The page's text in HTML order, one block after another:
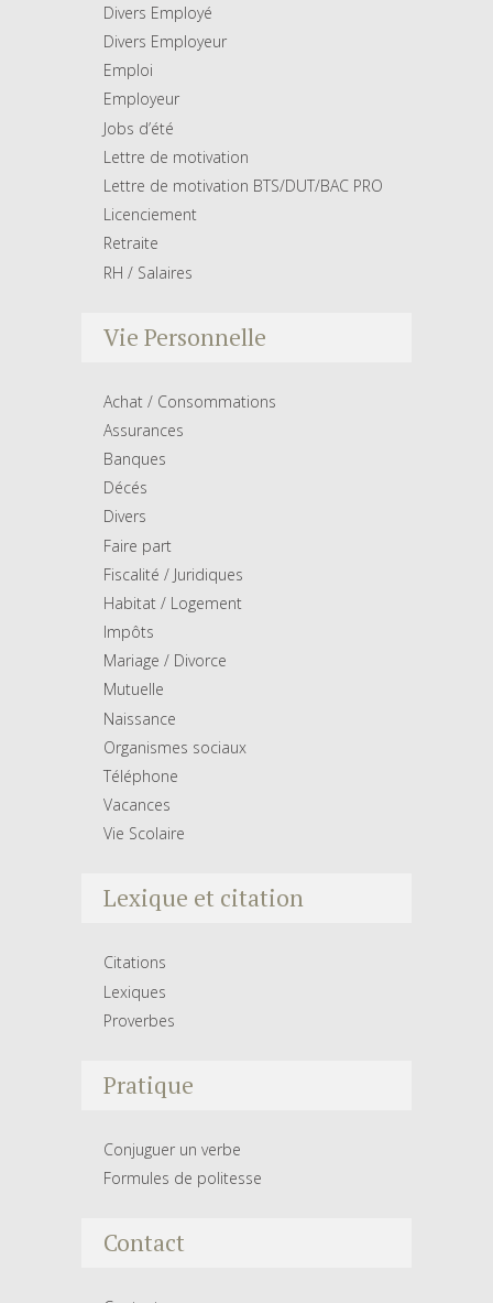
Divers Employé
Divers Employeur
Emploi
Employeur
Jobs d’été
Lettre de motivation
Lettre de motivation BTS/DUT/BAC PRO
Licenciement
Retraite
RH / Salaires
Vie Personnelle
Achat / Consommations
Assurances
Banques
Décés
Divers
Faire part
Fiscalité / Juridiques
Habitat / Logement
Impôts
Mariage / Divorce
Mutuelle
Naissance
Organismes sociaux
Téléphone
Vacances
Vie Scolaire
Lexique et citation
Citations
Lexiques
Proverbes
Pratique
Conjuguer un verbe
Formules de politesse
Contact